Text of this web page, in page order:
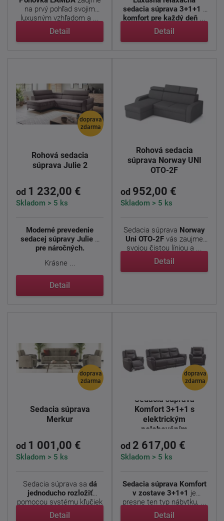
na prvý pohľad svojim
luxusným vzhľadom a ...
Detail
sedacia súprava 3+1+1 -
komfort pre každý deň ...
Detail
doprava
zdarma
Rohová sedacia
súprava Julie 2
od 1 232,00 €
Skladom > 5 ks
Moderné prevedenie
sedacej súpravy Julie 2
pre náročných.
Krásne ...
Detail
Rohová sedacia
súprava Norway UNI
OTO-2F
od 952,00 €
Skladom > 5 ks
Sedacia súprava Norway
Uni OTO-2F vás zaujme
svojou čistou líniou a ...
Detail
doprava
zdarma
Sedacia súprava
Merkur
od 1 001,00 €
Skladom > 5 ks
Sedacia súprava sa dá
jednoducho rozložiť
pomocou systému kľučiek
? ...
Detail
doprava
zdarma
Sedacia súprava
Komfort 3+1+1 s
elektrickým
polohováním
od 2 617,00 €
Skladom > 5 ks
Sedacia súprava Komfort
v zostave 3+1+1 je
presne ten typ nábytku, ...
Detail